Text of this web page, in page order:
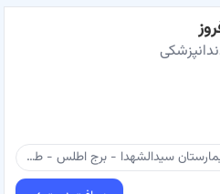
کرمان - خیابان استقلال - جنب بیمارستان سیدالشهدا - برج اطلس - طبقه ۴ واحد ۴۵ - مطب دکتر سیروس افروز